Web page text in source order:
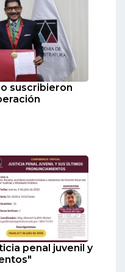
suscribieron
penal juvenil y